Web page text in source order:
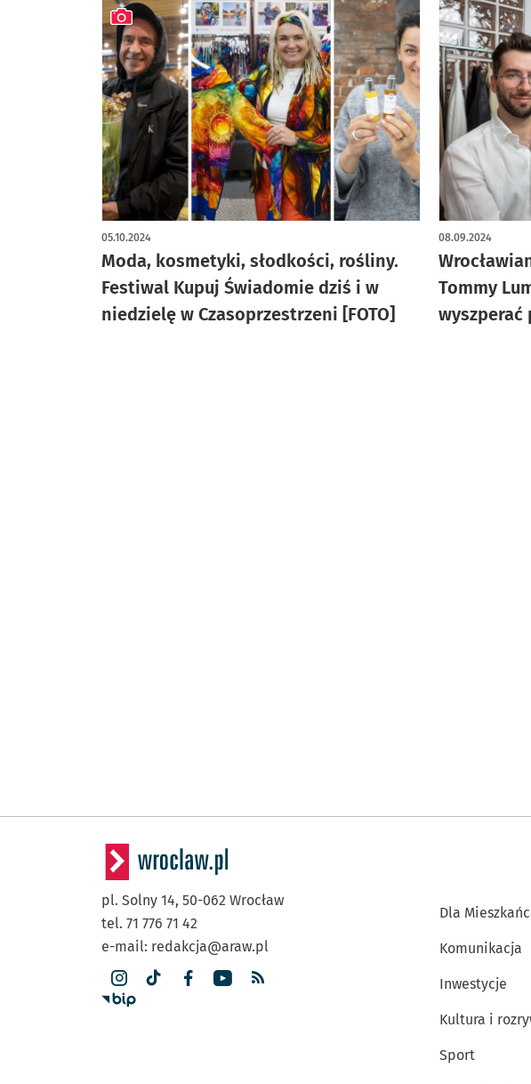
Moda, kosmetyki, słodkości, rośliny.
Festiwal Kupuj Świadomie dziś i w
niedzielę w Czasoprzestrzeni [FOTO]
05.10.2024
artykuł z galerią zdjęć
Tommy
wyszperać
08.09.2024
pl. Solny 14, 50-062 Wrocław
tel. 71 776 71 42
e-mail: redakcja@araw.pl
Dla
Komunikacja
Inwestycje
Kultura i
Sport